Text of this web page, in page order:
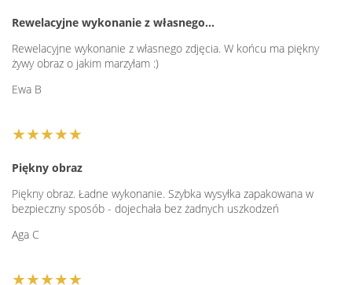
Rewelacyjne wykonanie z własnego…
Rewelacyjne wykonanie z własnego zdjęcia. W końcu ma piękny
żywy obraz o jakim marzyłam :)
Ewa B
★★★★★
Piękny obraz
Piękny obraz. Ładne wykonanie. Szybka wysyłka zapakowana w
bezpieczny sposób - dojechała bez żadnych uszkodzeń
Aga C
★★★★★